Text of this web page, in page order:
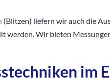
(Blitzen) liefern wir auch die
werden. Wir bieten
im